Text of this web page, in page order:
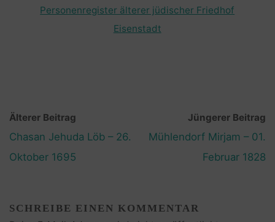
Personenregister älterer jüdischer Friedhof
Eisenstadt
Älterer Beitrag
Chasan Jehuda Löb – 26.
Oktober 1695
Jüngerer Beitrag
Mühlendorf Mirjam – 01.
Februar 1828
SCHREIBE EINEN KOMMENTAR